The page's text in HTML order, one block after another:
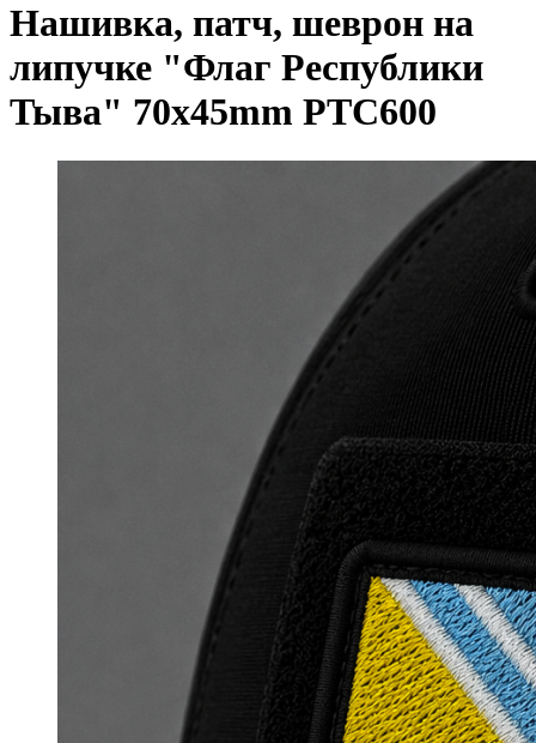
Нашивка, патч, шеврон на
липучке "Флаг Республики
Тыва" 70x45mm PTC600